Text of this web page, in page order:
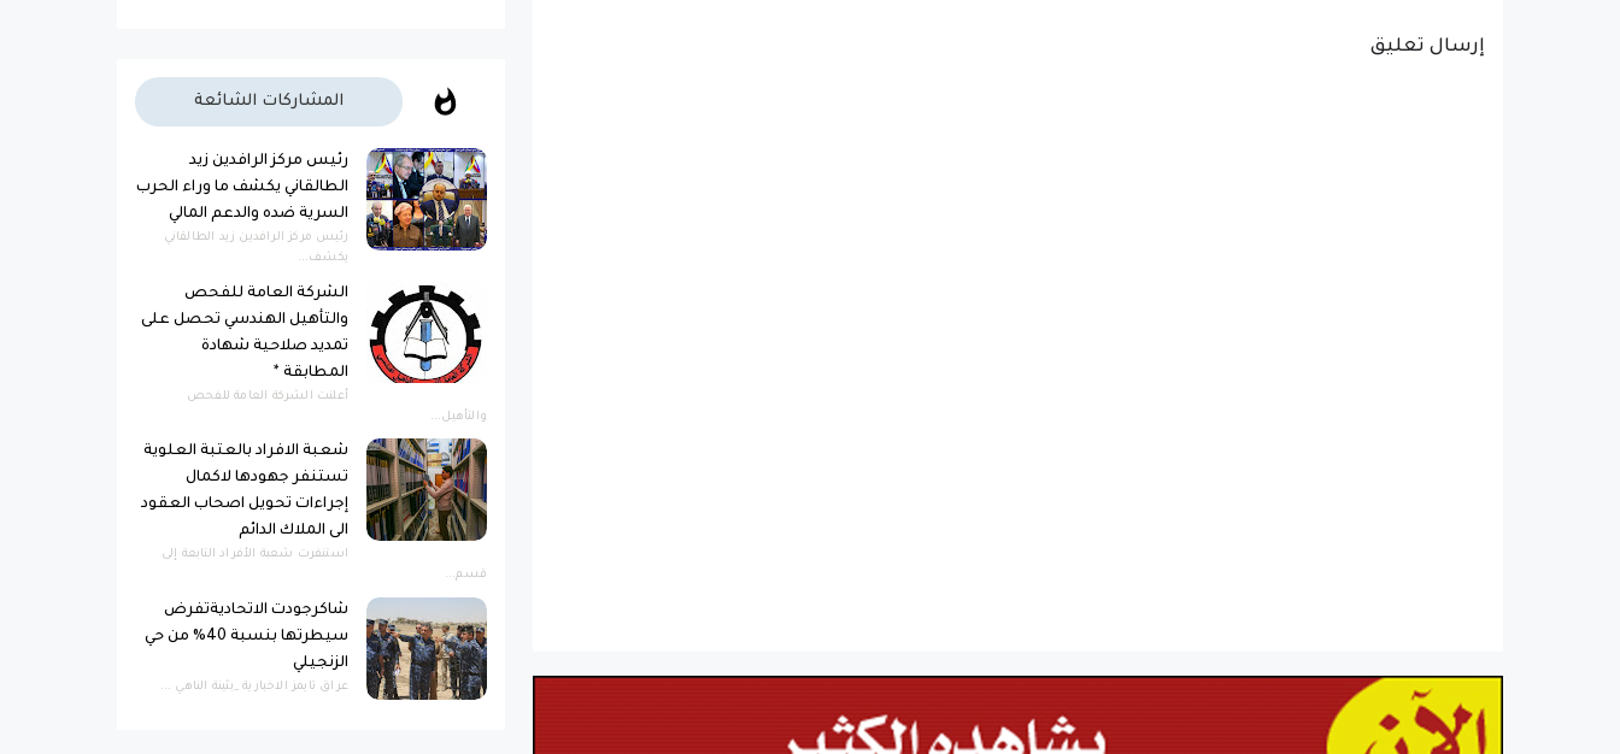
إرسال تعليق
المشاركات الشائعة
رئيس مركز الرافدين زيد
الطالقاني يكشف ما وراء الحرب
السرية ضده والدعم المالي
رئيس مركز الرافدين زيد الطالقاني
يكشف...
الشركة العامة للفحص
والتأهيل الهندسي تحصل على
تمديد صلاحية شهادة
المطابقة *
أعلنت الشركة العامة للفحص
والتأهيل...
شعبة الافراد بالعتبة العلوية
تستنفر جهودها لاكمال
إجراءات تحويل اصحاب العقود
الى الملاك الدائم
استنفرت شعبة الأفراد التابعة إلى
قسم...
شاكرجودت الاتحاديةتفرض
سيطرتها بنسبة 40% من حي
الزنجيلي
عراق تايمز الاخبارية _بثينة الناهي ...